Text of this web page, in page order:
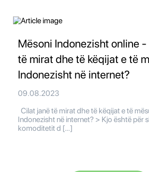
Mësoni Indonezisht online
të mirat dhe të këqijat e të
Indonezisht në internet?
09.08.2023
Cilat janë të mirat dhe të këqijat e të
Indonezisht në internet? > Kjo është për
komoditetit d […]